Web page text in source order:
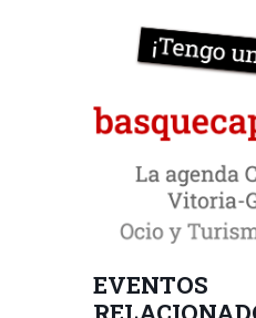
EVENTOS